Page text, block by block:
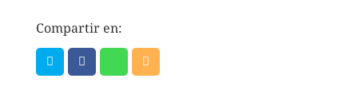
Compartir en: